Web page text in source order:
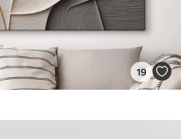
19